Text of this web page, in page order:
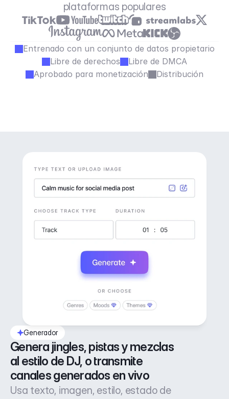
plataformas populares
Entrenado con un conjunto de datos propietario
Libre de derechos
Libre de DMCA
Aprobado para monetización
Distribución
Generador
Genera jingles, pistas y mezclas
al estilo de DJ, o transmite
canales generados en vivo
Usa texto, imagen, estilo, estado de